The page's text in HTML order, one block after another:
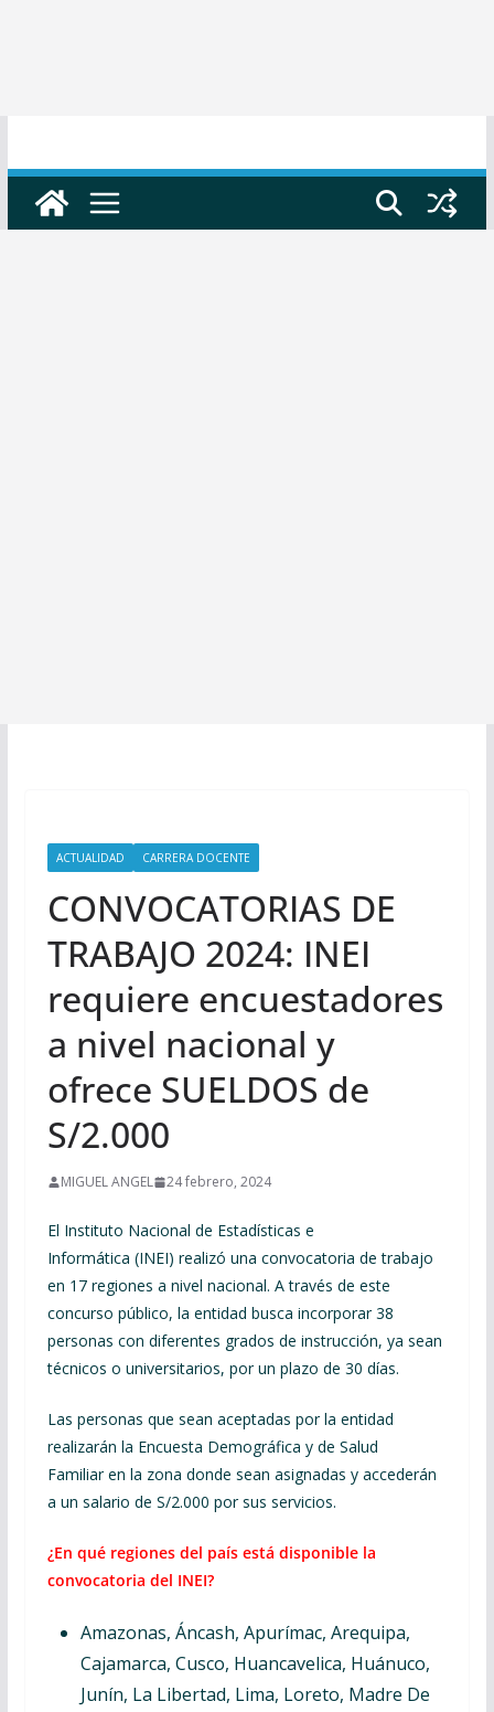
ACTUALIDAD CARRERA DOCENTE
CONVOCATORIAS DE
TRABAJO 2024: INEI
requiere encuestadores
a nivel nacional y
ofrece SUELDOS de
S/2.000
MIGUEL ANGEL 24 febrero, 2024
El Instituto Nacional de Estadísticas e
Informática (INEI) realizó una convocatoria de trabajo
en 17 regiones a nivel nacional. A través de este
concurso público, la entidad busca incorporar 38
personas con diferentes grados de instrucción, ya sean
técnicos o universitarios, por un plazo de 30 días.
Las personas que sean aceptadas por la entidad
realizarán la Encuesta Demográfica y de Salud
Familiar en la zona donde sean asignadas y accederán
a un salario de S/2.000 por sus servicios.
¿En qué regiones del país está disponible la
convocatoria del INEI?
Amazonas, Áncash, Apurímac, Arequipa,
Cajamarca, Cusco, Huancavelica, Huánuco,
Junín, La Libertad, Lima, Loreto, Madre De